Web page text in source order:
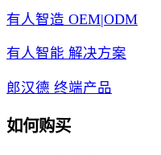
有人智造 OEM|ODM
有人智能 解决方案
郎汉德 终端产品
如何购买